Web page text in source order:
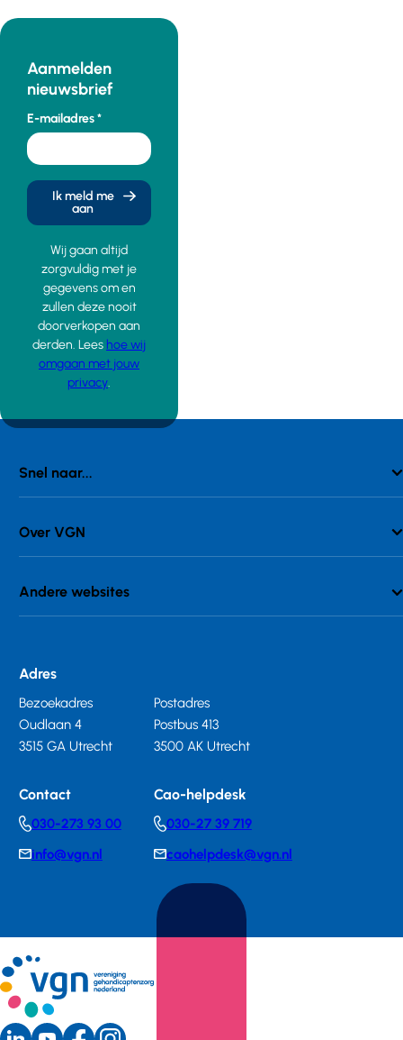
Aanmelden
nieuwsbrief
E-mailadres
Ik meld me
aan
Wij gaan altijd
zorgvuldig met je
gegevens om en
zullen deze nooit
doorverkopen aan
derden. Lees hoe wij
omgaan met jouw
privacy.
Snel naar...
Over VGN
Andere websites
Adres
Bezoekadres
Oudlaan 4
3515 GA Utrecht
Postadres
Postbus 413
3500 AK Utrecht
Contact
Telephonenumber
030-273 93 00
E-info@vgn.nl
Cao-helpdesk
Telephonenumber
030-27 39 719
E-
mail
caohelpdesk@vgn.nl